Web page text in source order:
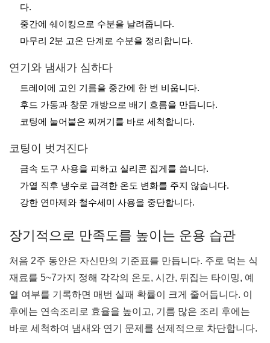
다.
중간에 쉐이킹으로 수분을 날려줍니다.
마무리 2분 고온 단계로 수분을 정리합니다.
연기와 냄새가 심하다
트레이에 고인 기름을 중간에 한 번 비웁니다.
후드 가동과 창문 개방으로 배기 흐름을 만듭니다.
코팅에 눌어붙은 찌꺼기를 바로 세척합니다.
코팅이 벗겨진다
금속 도구 사용을 피하고 실리콘 집게를 씁니다.
가열 직후 냉수로 급격한 온도 변화를 주지 않습니다.
강한 연마제와 철수세미 사용을 중단합니다.
장기적으로 만족도를 높이는 운용 습관
처음 2주 동안은 자신만의 기준표를 만듭니다. 주로 먹는 식
재료를 5~7가지 정해 각각의 온도, 시간, 뒤집는 타이밍, 예
열 여부를 기록하면 매번 실패 확률이 크게 줄어듭니다. 이
후에는 연속조리로 효율을 높이고, 기름 많은 조리 후에는
바로 세척하여 냄새와 연기 문제를 선제적으로 차단합니다.